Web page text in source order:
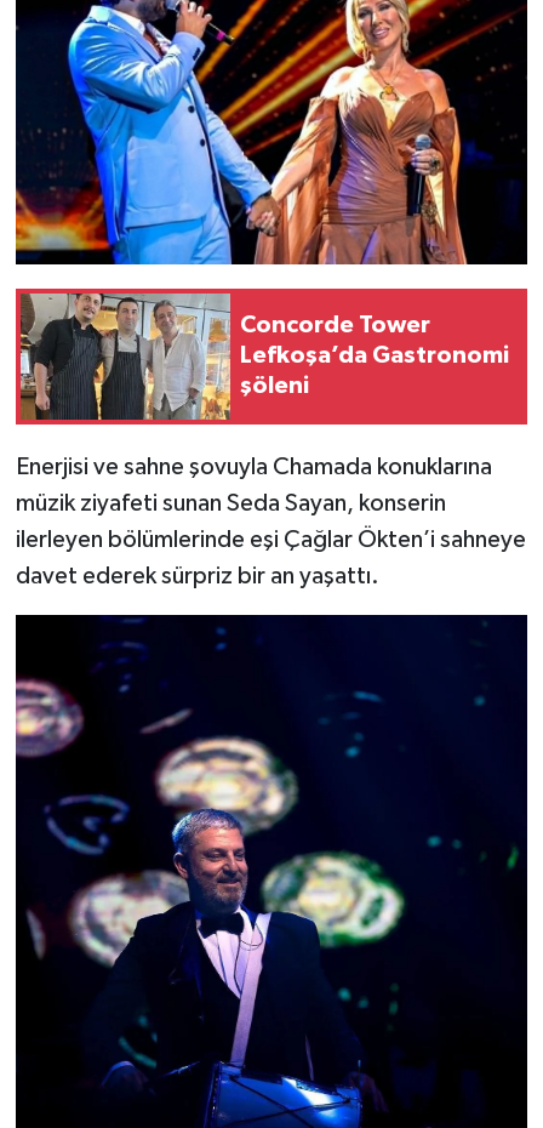
Concorde Tower
Lefkoşa’da Gastronomi
şöleni
Enerjisi ve sahne şovuyla Chamada konuklarına
müzik ziyafeti sunan Seda Sayan, konserin
ilerleyen bölümlerinde eşi Çağlar Ökten’i sahneye
davet ederek sürpriz bir an yaşattı.